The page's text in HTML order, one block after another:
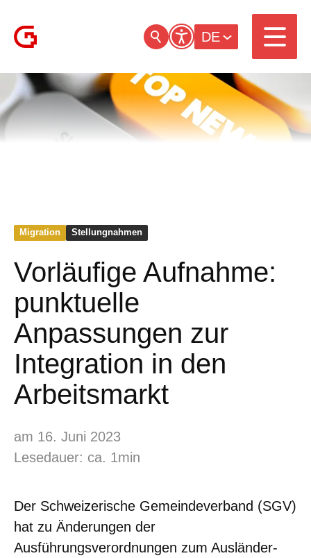
DE
Migration Stellungnahmen
Vorläufige Aufnahme:
punktuelle
Anpassungen zur
Integration in den
Arbeitsmarkt
am 16. Juni 2023
Lesedauer: ca. 1min
Der Schweizerische Gemeindeverband (SGV)
hat zu Änderungen der
Ausführungsverordnungen zum Ausländer-